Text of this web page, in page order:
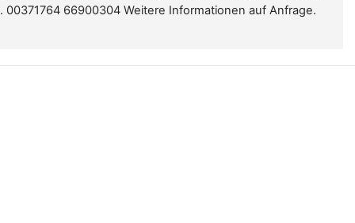
66900304 Weitere Informationen auf Anfrage.